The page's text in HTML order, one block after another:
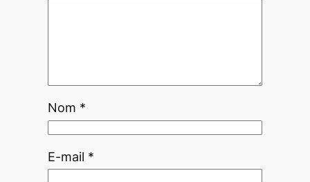
Nom *
E-mail *